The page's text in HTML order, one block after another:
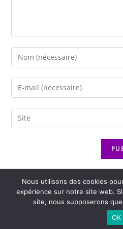
2026 - Variance FM - Mentions
-
Nous utilisons des cookies
expérience sur notre site web.
site, nous supposerons
OK